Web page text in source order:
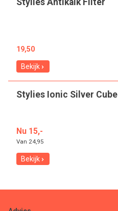
Stylies Antikalk Filter
19,50
Bekijk
Stylies Ionic Silver Cube
Nu 15,-
Van 24,95
Bekijk